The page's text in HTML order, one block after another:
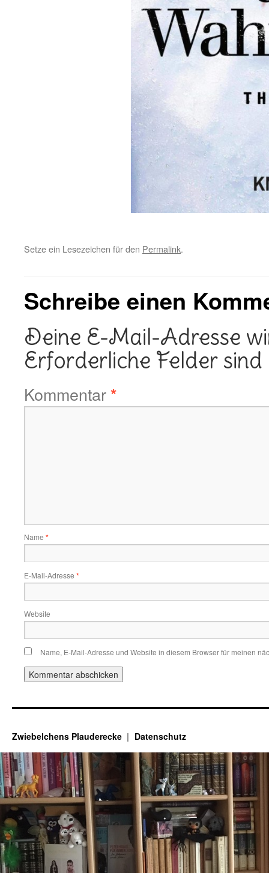
Setze ein Lesezeichen für den Permalink.
Schreibe einen
Deine E-Mail-Adresse
Erforderliche Felder
Kommentar*
Name *
E-Mail-Adresse *
Website
Name, E-Mail-Adresse und Website in diesem Browser für meinen
Zwiebelchens Plauderecke Datenschutz